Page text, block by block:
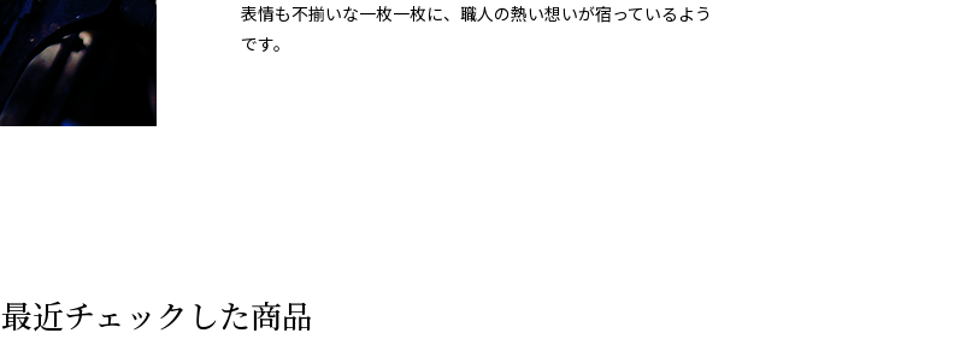
表情も不揃いな一枚一枚に、職人の熱い想いが宿っているよう
です。
最近チェックした商品